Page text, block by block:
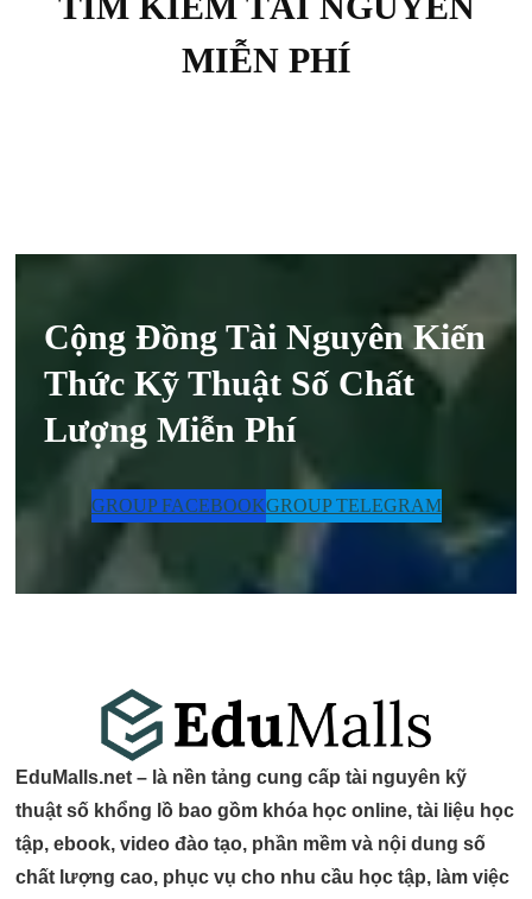
MIỄN PHÍ
Cộng Đồng Tài Nguyên Kiến
Thức Kỹ Thuật Số Chất
Lượng Miễn Phí
GROUP FACEBOOKGROUP TELEGRAM
EduMalls.net – là nền tảng cung cấptài nguyên kỹ
thuật số khổng lồ bao gồm khóa học online, tài liệu học
tập, ebook, video đào tạo, phần mềm và nội dung số
chất lượng cao, phục vụ cho nhu cầu học tập, làm việc